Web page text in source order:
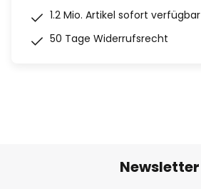
1.2 Mio. Artikel sofort verfügbar
50 Tage Widerrufsrecht
Newsletter